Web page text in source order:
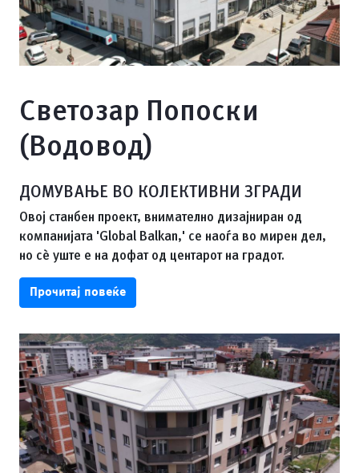
Светозар Попоски
(Водовод)
ДОМУВАЊЕ ВО КОЛЕКТИВНИ ЗГРАДИ
Овој станбен проект, внимателно дизајниран од
компанијата 'Global Balkan,' се наоѓа во мирен дел,
но сè уште е на дофат од центарот на градот.
Прочитај повеќе